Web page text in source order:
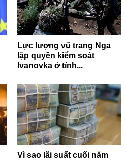
Lực lượng vũ trang Nga
lập quyền kiểm soát
Ivanovka ở tỉnh...
Vì sao lãi suất cuối năm